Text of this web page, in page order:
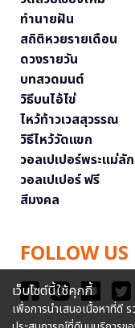
ทำนายฝัน
สถิติหวยรายเดือน
ดวงรายวัน
บทสวดมนต์
วิธีบนไอ้ไข่
ไหว้ท้าวเวสสุวรรณ
วิธีไหว้วัดแขก
วอลเปเปอร์พระแม่ลั
วอลเปเปอร์ ฟรี
สีมงคล
FOLLOW US
เว็บไซต์นี้ใช้คุกกี้
เพื่อการนำเสนอเนื้อหาที่ดี